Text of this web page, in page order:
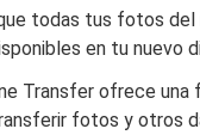
todas tus fotos del
en tu nuevo
Transfer ofrece una
fotos y otros